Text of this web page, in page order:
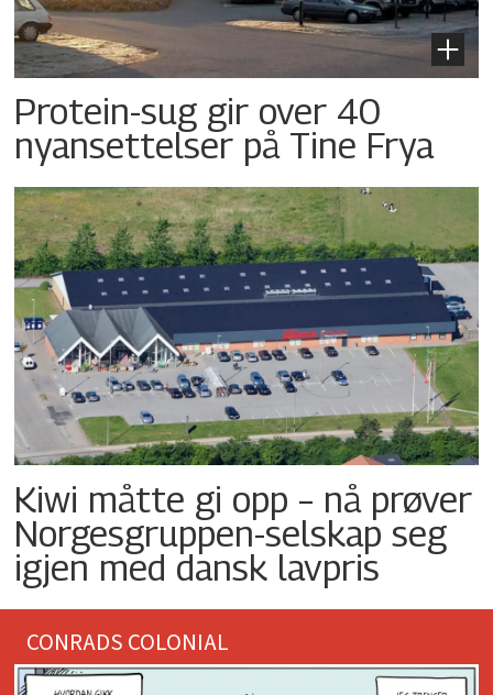
Protein-sug gir over 40
nyansettelser på Tine Frya
Kiwi måtte gi opp – nå prøver
Norgesgruppen-selskap seg
igjen med dansk lavpris
CONRADS COLONIAL